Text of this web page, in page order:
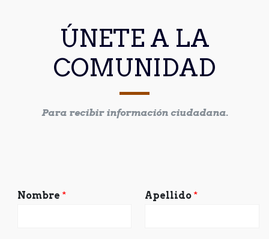
ÚNETE A LA
COMUNIDAD
Para recibir información ciudadana.
Nombre * Apellido *